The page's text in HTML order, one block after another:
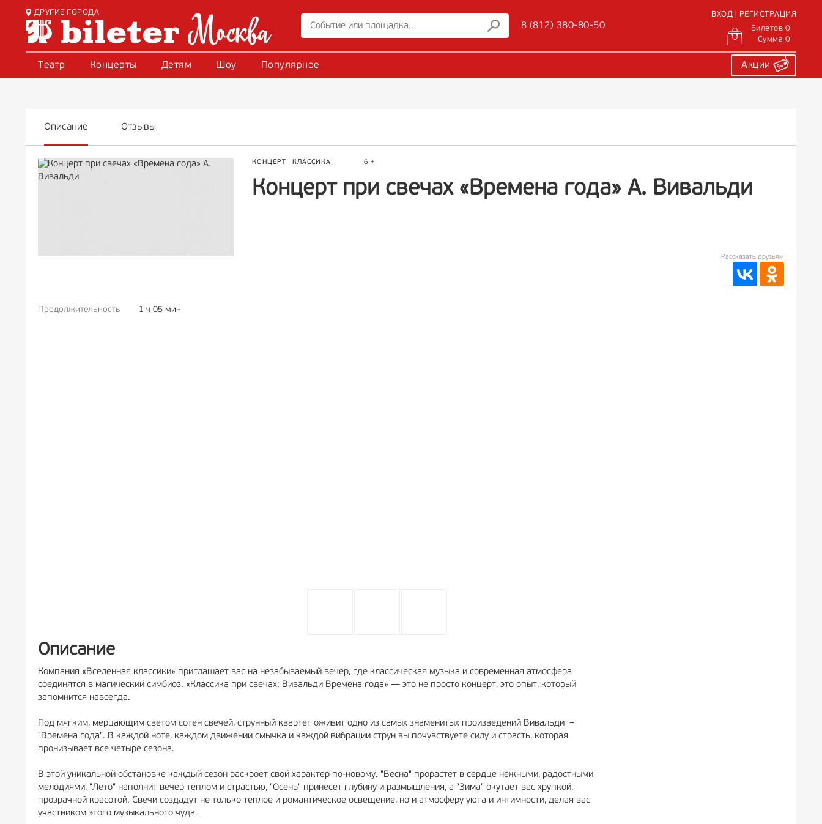
ДРУГИЕ ГОРОДА
8 (812) 380-80-50
ВХОД | РЕГИСТРАЦИЯ
Билетов 0
Сумма 0
Театр Концерты Детям Шоу Популярное Акции
Описание Отзывы
КОНЦЕРТ КЛАССИКА 6 +
Концерт при свечах «Времена года» А. Вивальди
Рассказать друзьям
Продолжительность 1 ч 05 мин
Описание
Компания «Вселенная классики» приглашает вас на незабываемый вечер, где классическая музыка и современная атмосфера
соединятся в магический симбиоз. «Классика при свечах: Вивальди Времена года» — это не просто концерт, это опыт, который
запомнится навсегда.
Под мягким, мерцающим светом сотен свечей, струнный квартет оживит одно из самых знаменитых произведений Вивальди –
"Времена года". В каждой ноте, каждом движении смычка и каждой вибрации струн вы почувствуете силу и страсть, которая
пронизывает все четыре сезона.
В этой уникальной обстановке каждый сезон раскроет свой характер по-новому. "Весна" прорастет в сердце нежными, радостными
мелодиями, "Лето" наполнит вечер теплом и страстью, "Осень" принесет глубину и размышления, а "Зима" окутает вас хрупкой,
прозрачной красотой. Свечи создадут не только теплое и романтическое освещение, но и атмосферу уюта и интимности, делая вас
участником этого музыкального чуда.